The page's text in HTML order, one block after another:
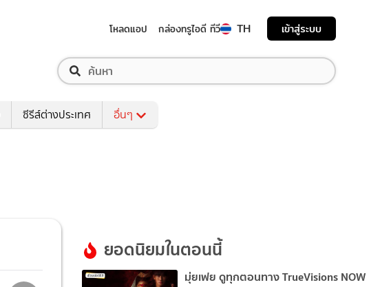
โหลดแอป กล่องทรูไอดี ทีวี TH เข้าสู่ระบบ
ซีรีส์ต่างประเทศ อื่นๆ
ยอดนิยมในตอนนี้
มุ่ยเฟย ดูทุกตอนทาง TrueVisions NOW